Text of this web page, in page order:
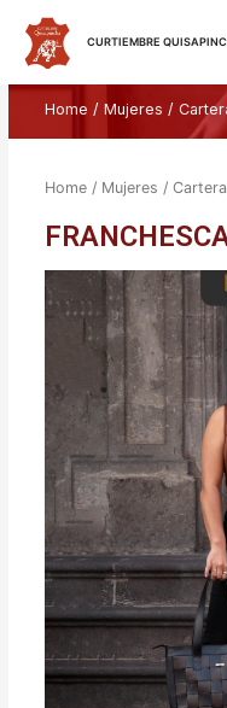
contenido
CURTIEMBRE
Home /Mujeres /
Home / Mujeres /